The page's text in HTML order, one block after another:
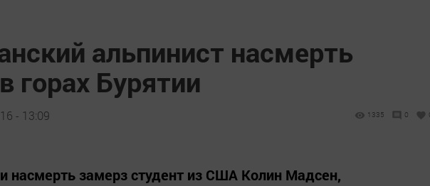
альпинист насмерть
горах Бурятии
- 13:09 1335 0
насмерть замерз студент из США Колин Мадсен,